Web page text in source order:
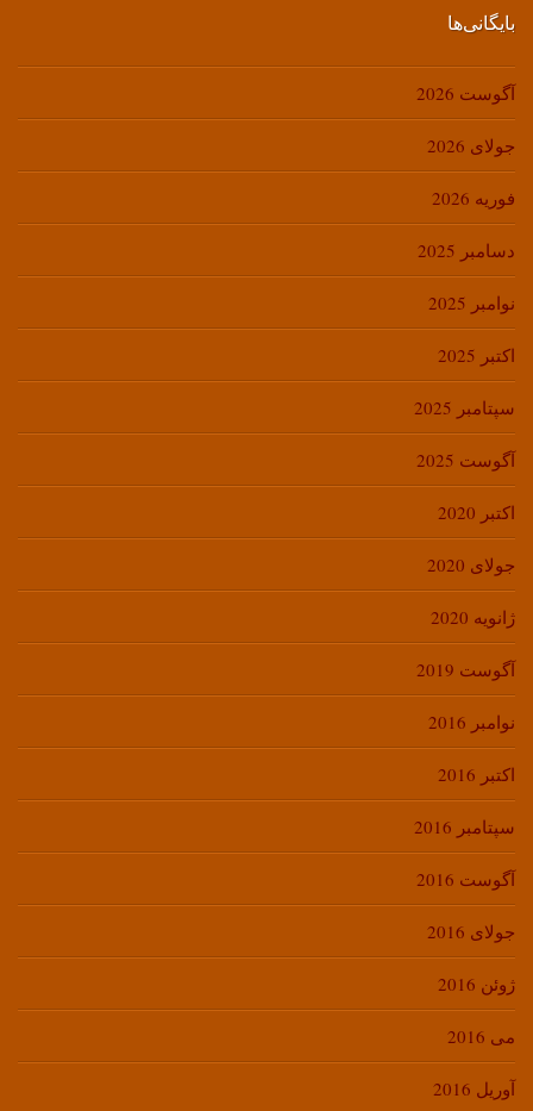
بایگانی‌ها
آگوست 2026
جولای 2026
فوریه 2026
دسامبر 2025
نوامبر 2025
اکتبر 2025
سپتامبر 2025
آگوست 2025
اکتبر 2020
جولای 2020
ژانویه 2020
آگوست 2019
نوامبر 2016
اکتبر 2016
سپتامبر 2016
آگوست 2016
جولای 2016
ژوئن 2016
می 2016
آوریل 2016